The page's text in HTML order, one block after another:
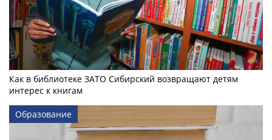
Как в библиотеке ЗАТО Сибирский возвращают детям
интерес к книгам
Образование